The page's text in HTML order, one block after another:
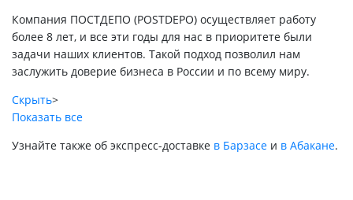
Компания ПОСТДЕПО (POSTDEPO) осуществляет работу
более 8 лет, и все эти годы для нас в приоритете были
задачи наших клиентов. Такой подход позволил нам
заслужить доверие бизнеса в России и по всему миру.
Скрыть>
Показать все
Узнайте также об экспресс-доставке в Барзасе и в Абакане.